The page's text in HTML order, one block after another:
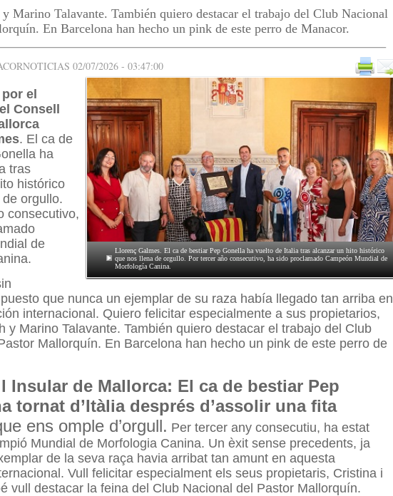
Marino Talavante. También quiero destacar el trabajo del Club Nacional
En Barcelona han hecho un pink de este perro de Manacor.
02/07/2026 - 03:47:00
Llorenç Galmes. El ca de bestiar Pep Gonella ha vuelto de Italia tras alcanzar un hito histórico
que nos llena de orgullo. Por tercer año consecutivo, ha sido proclamado Campeón Mundial de
Morfología Canina.
el
Consell
. El ca de
ha
tras
histórico
orgullo.
consecutivo,
de
que nunca un ejemplar de su raza había llegado tan arriba en
internacional. Quiero felicitar especialmente a sus propietarios,
y Marino Talavante. También quiero destacar el trabajo del Club
Mallorquín. En Barcelona han hecho un pink de este perro de
Insular de Mallorca: El ca de bestiar Pep
tornat d’Itàlia després d’assolir una fita
ens omple d’orgull. Per tercer any consecutiu, ha estat
Mundial de Morfologia Canina. Un èxit sense precedents, ja
de la seva raça havia arribat tan amunt en aquesta
Vull felicitar especialment els seus propietaris, Cristina i
vull destacar la feina del Club Nacional del Pastor Mallorquín.